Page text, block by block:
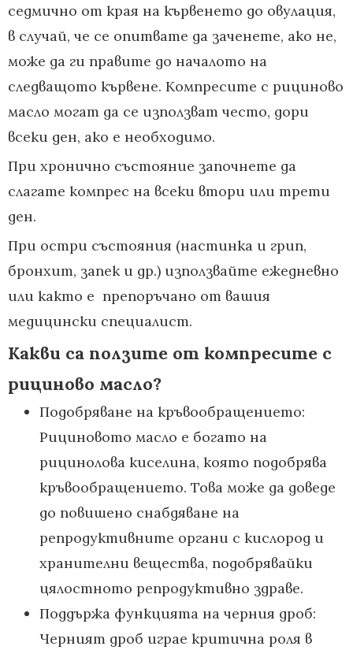
седмично от края на кървенето до овулация,
в случай, че се опитвате да заченете, ако не,
може да ги правите до началото на
следващото кървене. Компресите с рициново
масло могат да се използват често, дори
всеки ден, ако е необходимо.
При хронично състояние започнете да
слагате компрес на всеки втори или трети
ден.
При остри състояния (настинка и грип,
бронхит, запек и др.) използвайте ежедневно
или както е препоръчано от вашия
медицински специалист.
Какви са ползите от компресите с
рициново масло?
Подобряване на кръвообращението:
Рициновото масло е богато на
рицинолова киселина, която подобрява
кръвообращението. Това може да доведе
до повишено снабдяване на
репродуктивните органи с кислород и
хранителни вещества, подобрявайки
цялостното репродуктивно здраве.
Поддържа функцията на черния дроб:
Черният дроб играе критична роля в